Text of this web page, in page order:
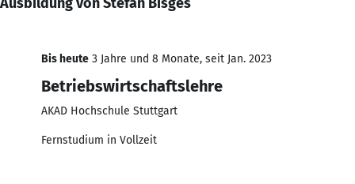
Bis heute 3 Jahre und 8 Monate, seit Jan. 2023
Betriebswirtschaftslehre
AKAD Hochschule Stuttgart
Fernstudium in Vollzeit